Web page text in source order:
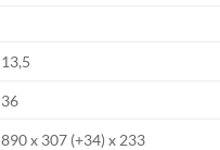
13,5
36
890 x 307 (+34) x 233